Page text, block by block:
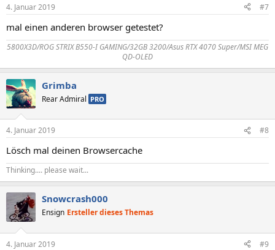
4. Januar 2019 #7
mal einen anderen browser getestet?
5800X3D/ROG STRIX B550-I GAMING/32GB 3200/Asus RTX 4070 Super/MSI MEG
QD-OLED
Grimba
Rear Admiral PRO
4. Januar 2019 #8
Lösch mal deinen Browsercache
Thinking.... please wait...
Snowcrash000
Ensign Ersteller dieses Themas
4. Januar 2019 #9